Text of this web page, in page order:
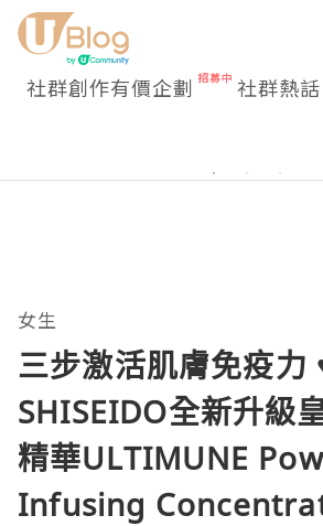
社群創作有價企劃 社群熱話
女生
三步激活肌膚免疫力
SHISEIDO全新升級
精華ULTIMUNE
Infusing